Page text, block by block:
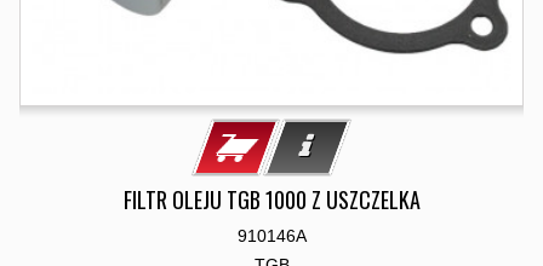
FILTR OLEJU TGB 1000 Z USZCZELKA
910146A